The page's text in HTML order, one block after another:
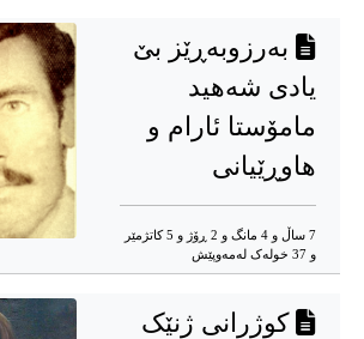
بەرزوبەڕێز بێ‌
یادی شەهید
مامۆستا ئارام و
هاوڕێیانی
7 ساڵ و 4 مانگ و 2 ڕۆژ و 5 کاتژمێر
و 37 خوله‌ک له‌مه‌وپێش‌
کوژرانی ژنێک